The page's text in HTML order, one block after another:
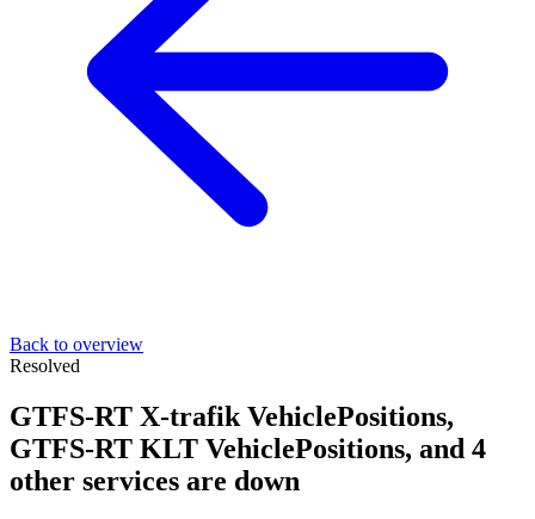
Back to overview
Resolved
GTFS-RT X-trafik VehiclePositions,
GTFS-RT KLT VehiclePositions, and 4
other services are down